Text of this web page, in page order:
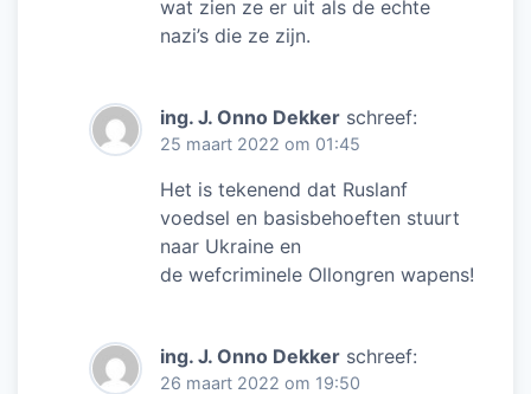
wat zien ze er uit als de echte
nazi’s die ze zijn.
ing. J. Onno Dekker schreef:
25 maart 2022 om 01:45
Het is tekenend dat Ruslanf
voedsel en basisbehoeften stuurt
naar Ukraine en
de wefcriminele Ollongren wapens!
ing. J. Onno Dekker schreef:
26 maart 2022 om 19:50